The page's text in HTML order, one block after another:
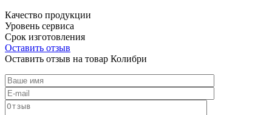
Качество продукции
Уровень сервиса
Срок изготовления
Оставить отзыв
Оставить отзыв на товар Колибри